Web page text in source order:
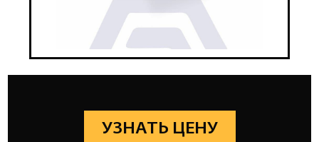
УЗНАТЬ ЦЕНУ